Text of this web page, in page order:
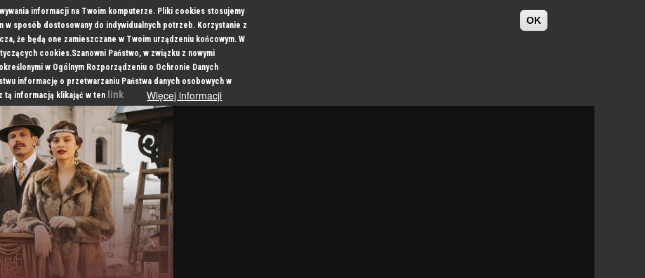
informacji na Twoim komputerze. Pliki cookies stosujemy
w sposób dostosowany do indywidualnych potrzeb. Korzystanie z
że będą one zamieszczane w Twoim urządzeniu końcowym. W
cookies.Szanowni Państwo, w związku z nowymi
w Ogólnym Rozporządzeniu o Ochronie Danych
informację o przetwarzaniu Państwa danych osobowych w
tą informacją klikająć w ten link Więcej informacji
OK